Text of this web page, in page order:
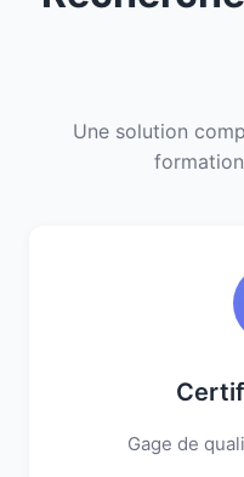
Une solution
Gage de